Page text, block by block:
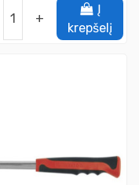
+
Į
krepšelį